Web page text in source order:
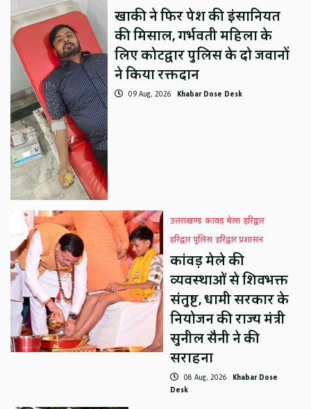
खाकी ने फिर पेश की इंसानियत
की मिसाल, गर्भवती महिला के
लिए कोटद्वार पुलिस के दो जवानों
ने किया रक्तदान
09 Aug, 2026 Khabar Dose Desk
उत्तराखण्ड कावड़ मेला हरिद्वार
हरिद्वार पुलिस हरिद्वार प्रशासन
कांवड़ मेले की
व्यवस्थाओं से शिवभक्त
संतुष्ट, धामी सरकार के
नियोजन की राज्य मंत्री
सुनील सैनी ने की
सराहना
08 Aug, 2026 Khabar Dose
Desk